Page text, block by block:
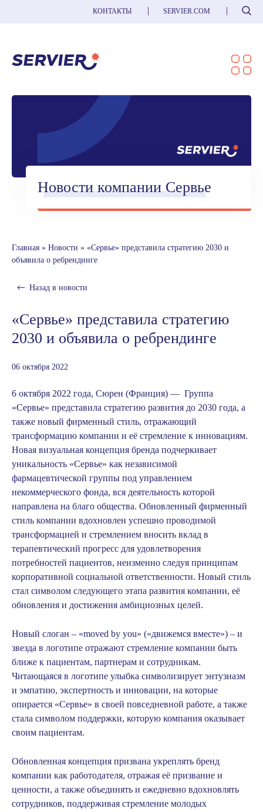
КОНТАКТЫ SERVIER.COM Поиск
Новости компании Сервье
Главная » Новости » «Сервье» представила стратегию 2030 и
объявила о ребрендинге
Назад в новости
«Сервье» представила стратегию
2030 и объявила о ребрендинге
06 октября 2022
6 октября 2022 года, Сюрен (Франция) — Группа
«Сервье» представила стратегию развития до 2030 года, а
также новый фирменный стиль, отражающий
трансформацию компании и её стремление к инновациям.
Новая визуальная концепция бренда подчеркивает
уникальность «Сервье» как независимой
фармацевтической группы под управлением
некоммерческого фонда, вся деятельность которой
направлена на благо общества. Обновленный фирменный
стиль компании вдохновлен успешно проводимой
трансформацией и стремлением вносить вклад в
терапевтический прогресс для удовлетворения
потребностей пациентов, неизменно следуя принципам
корпоративной социальной ответственности. Новый стиль
стал символом следующего этапа развития компании, её
обновления и достижения амбициозных целей.
Новый слоган – «moved by you» («движемся вместе») – и
звезда в логотипе отражают стремление компании быть
ближе к пациентам, партнерам и сотрудникам.
Читающаяся в логотипе улыбка символизирует энтузиазм
и эмпатию, экспертность и инновации, на которые
опирается «Сервье» в своей повседневной работе, а также
стала символом поддержки, которую компания оказывает
своим пациентам.
Обновленная концепция призвана укреплять бренд
компании как работодателя, отражая её призвание и
ценности, а также объединять и ежедневно вдохновлять
сотрудников, поддерживая стремление молодых